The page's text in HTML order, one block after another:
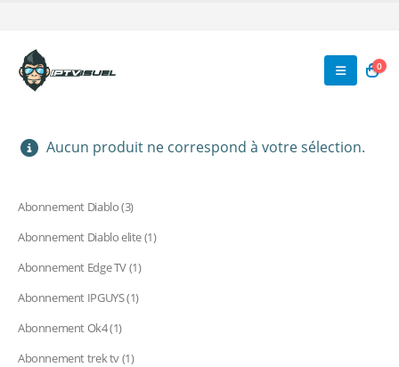
0
Aucun produit ne correspond à votre sélection.
Abonnement Diablo 33
Abonnement Diablo elite 11
Abonnement Edge TV 11
Abonnement IPGUYS 11
Abonnement Ok4 11
Abonnement trek tv 11